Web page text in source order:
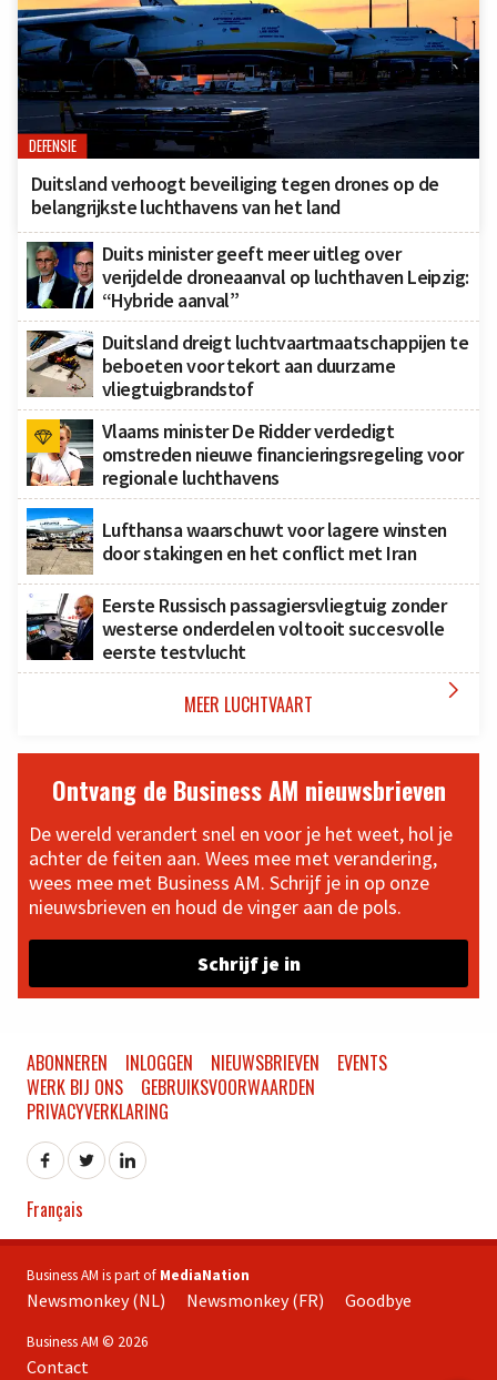
DEFENSIE
Duitsland verhoogt beveiliging tegen drones op de
belangrijkste luchthavens van het land
Duits minister geeft meer uitleg over
verijdelde droneaanval op luchthaven Leipzig:
“Hybride aanval”
Duitsland dreigt luchtvaartmaatschappijen te
beboeten voor tekort aan duurzame
vliegtuigbrandstof
Vlaams minister De Ridder verdedigt
omstreden nieuwe financieringsregeling voor
regionale luchthavens
Lufthansa waarschuwt voor lagere winsten
door stakingen en het conflict met Iran
Eerste Russisch passagiersvliegtuig zonder
westerse onderdelen voltooit succesvolle
eerste testvlucht
MEER LUCHTVAART 
Ontvang de Business AM nieuwsbrieven
De wereld verandert snel en voor je het weet, hol je
achter de feiten aan. Wees mee met verandering,
wees mee met Business AM. Schrijf je in op onze
nieuwsbrieven en houd de vinger aan de pols.
Schrijf je in
ABONNEREN INLOGGEN NIEUWSBRIEVEN
EVENTS
WERK BIJ ONS
GEBRUIKSVOORWAARDEN
PRIVACYVERKLARING
Français
Business AM is part of MediaNation
Newsmonkey (NL) Newsmonkey (FR) Goodbye
Business AM © 2026
Contact